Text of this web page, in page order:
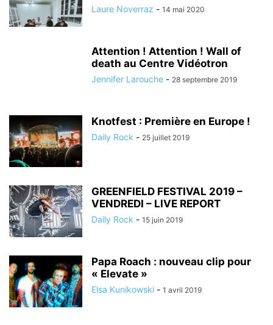
Laure Noverraz - 14 mai 2020
Attention ! Attention ! Wall of
death au Centre Vidéotron
Jennifer Larouche - 28 septembre 2019
Knotfest : Première en Europe !
Daily Rock - 25 juillet 2019
GREENFIELD FESTIVAL 2019 –
VENDREDI – LIVE REPORT
Daily Rock - 15 juin 2019
Papa Roach : nouveau clip pour
« Elevate »
Elsa Kunikowski - 1 avril 2019